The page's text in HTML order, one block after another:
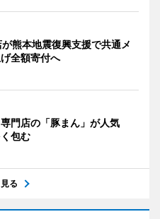
熊本地震復興支援で共通メ
全額寄付へ
門店の「豚まん」が人気
包む
る